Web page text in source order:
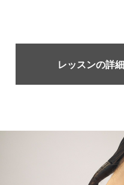
レッスンの詳